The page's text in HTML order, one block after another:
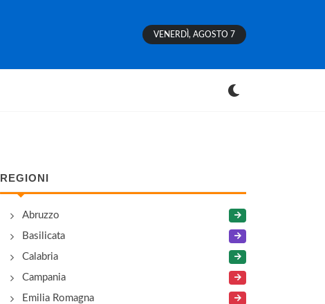
VENERDÌ, AGOSTO 7
REGIONI
Abruzzo
Basilicata
Calabria
Campania
Emilia Romagna